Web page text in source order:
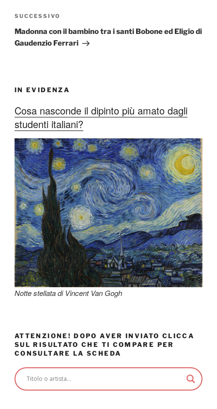
Articolo
successivo
SUCCESSIVO
Madonna con il bambino tra i santi Bobone ed Eligio di
Gaudenzio Ferrari
IN EVIDENZA
Cosa nasconde il dipinto più amato dagli
studenti italiani?
Notte stellata di Vincent Van Gogh
ATTENZIONE! DOPO AVER INVIATO CLICCA
SUL RISULTATO CHE TI COMPARE PER
CONSULTARE LA SCHEDA